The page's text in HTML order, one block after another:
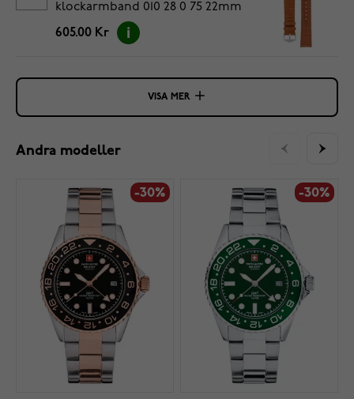
klockarmband 010 28 0 75 22mm
605.00 Kr
VISA MER
Andra modeller
-30% -30%